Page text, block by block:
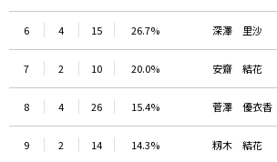
6 4 15 26.7% 深澤 里沙
7 2 10 20.0% 安齋 結花
8 4 26 15.4% 菅澤 優衣香
9 2 14 14.3% 籾木 結花